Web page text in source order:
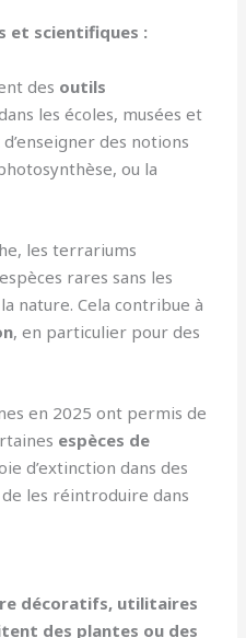
et scientifiques :
des outils
les écoles, musées et
des notions
ou la
les terrariums
rares sans les
nature. Cela contribue à
, en particulier pour des
en 2025 ont permis de
espèces de
d’extinction dans des
les réintroduire dans
décoratifs, utilitaires
des plantes ou des